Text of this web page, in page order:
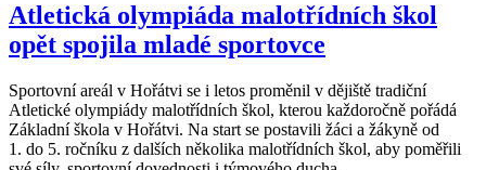
Atletická olympiáda malotřídních škol
opět spojila mladé sportovce
Sportovní areál v Hořátvi se i letos proměnil v dějiště tradiční
Atletické olympiády malotřídních škol, kterou každoročně pořádá
Základní škola v Hořátvi. Na start se postavili žáci a žákyně od
1. do 5. ročníku z dalších několika malotřídních škol, aby poměřili